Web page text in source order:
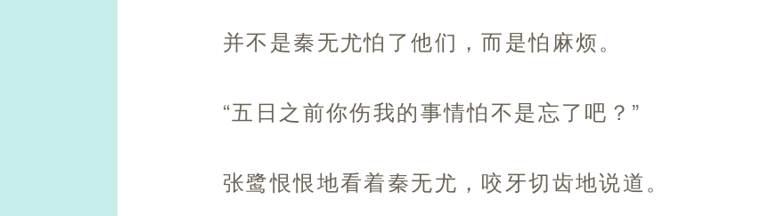
并不是秦无尤怕了他们，而是怕麻烦。
“五日之前你伤我的事情怕不是忘了吧？”
张鹭恨恨地看着秦无尤，咬牙切齿地说道。